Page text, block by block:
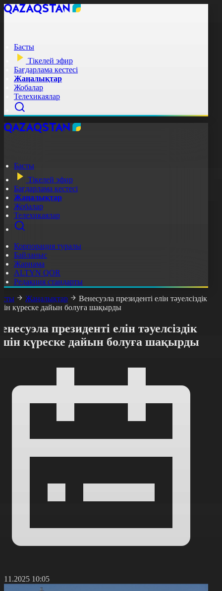
Басты
Тікелей эфир
Бағдарлама кестесі
Жаңалықтар
Жобалар
Телехикаялар
Басты
Тікелей эфир
Бағдарлама кестесі
Жаңалықтар
Жобалар
Телехикаялар
Корпорация туралы
Байланыс
Жарнама
ALTYN QOR
Редакция стандарты
Жаңалықтар
Венесуэла президенті елін тәуелсіздік
күреске дайын болуға шақырды
президенті елін тәуелсіздік
күреске дайын болуға шақырды
10:05